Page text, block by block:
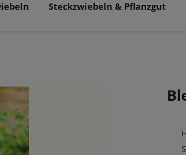
Steckzwiebeln & Pflanzgut